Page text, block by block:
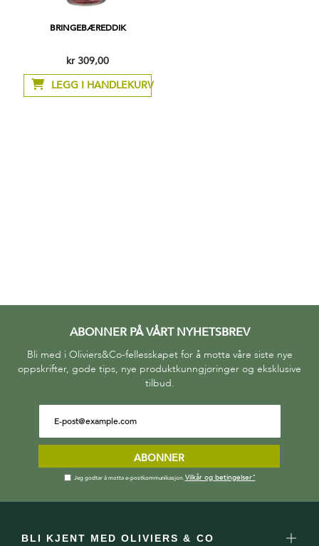
BRINGEBÆREDDIK
kr 309,00
LEGG I HANDLEKURV
ABONNER PÅ VÅRT NYHETSBREV
Bli med i Oliviers&Co-fellesskapet for å motta våre siste nye
oppskrifter, gode tips, nye produktkunngjøringer og eksklusive
tilbud.
ABONNER
Jeg godtar å motta e-postkommunikasjon. Vilkår og betingelser"
BLI KJENT MED OLIVIERS & CO